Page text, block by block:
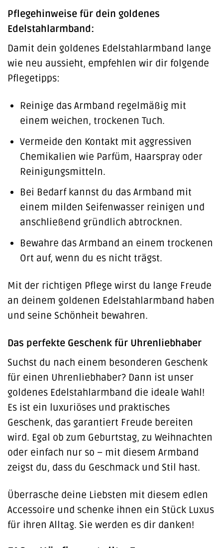
Pflegehinweise für dein goldenes
Edelstahlarmband:
Damit dein goldenes Edelstahlarmband lange
wie neu aussieht, empfehlen wir dir folgende
Pflegetipps:
Reinige das Armband regelmäßig mit
einem weichen, trockenen Tuch.
Vermeide den Kontakt mit aggressiven
Chemikalien wie Parfüm, Haarspray oder
Reinigungsmitteln.
Bei Bedarf kannst du das Armband mit
einem milden Seifenwasser reinigen und
anschließend gründlich abtrocknen.
Bewahre das Armband an einem trockenen
Ort auf, wenn du es nicht trägst.
Mit der richtigen Pflege wirst du lange Freude
an deinem goldenen Edelstahlarmband haben
und seine Schönheit bewahren.
Das perfekte Geschenk für Uhrenliebhaber
Suchst du nach einem besonderen Geschenk
für einen Uhrenliebhaber? Dann ist unser
goldenes Edelstahlarmband die ideale Wahl!
Es ist ein luxuriöses und praktisches
Geschenk, das garantiert Freude bereiten
wird. Egal ob zum Geburtstag, zu Weihnachten
oder einfach nur so – mit diesem Armband
zeigst du, dass du Geschmack und Stil hast.
Überrasche deine Liebsten mit diesem edlen
Accessoire und schenke ihnen ein Stück Luxus
für ihren Alltag. Sie werden es dir danken!